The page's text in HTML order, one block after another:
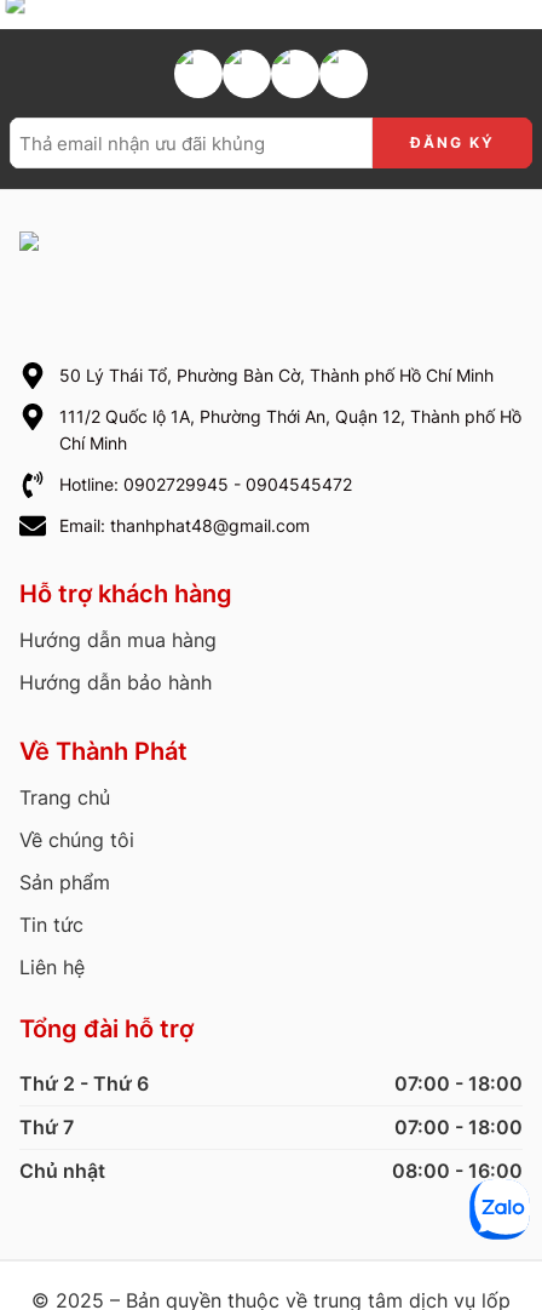
50 Lý Thái Tổ, Phường Bàn Cờ, Thành phố Hồ Chí Minh
111/2 Quốc lộ 1A, Phường Thới An, Quận 12, Thành phố Hồ
Chí Minh
Hotline: 0902729945 - 0904545472
Email: thanhphat48@gmail.com
Hỗ trợ khách hàng
Hướng dẫn mua hàng
Hướng dẫn bảo hành
Về Thành Phát
Trang chủ
Về chúng tôi
Sản phẩm
Tin tức
Liên hệ
Tổng đài hỗ trợ
Thứ 2 - Thứ 6
07:00 - 18:00
Thứ 7
07:00 - 18:00
Chủ nhật
08:00 - 16:00
© 2025 – Bản quyền thuộc về trung tâm dịch vụ lốp